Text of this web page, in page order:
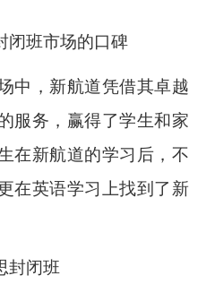
闭班市场的口碑
中，新航道凭借其卓越
服务，赢得了学生和家
在新航道的学习后，不
在英语学习上找到了新
封闭班